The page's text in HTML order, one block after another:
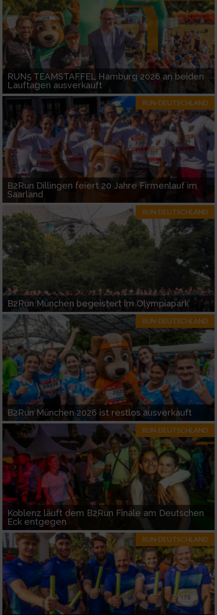
RUN5 TEAMSTAFFEL Hamburg 2026 an beiden
Lauftagen ausverkauft
RUN-DEUTSCHLAND
B2Run Dillingen feiert 20 Jahre Firmenlauf im
Saarland
RUN-DEUTSCHLAND
B2Run München begeistert im Olympiapark
RUN-DEUTSCHLAND
B2Run München 2026 ist restlos ausverkauft
RUN-DEUTSCHLAND
Koblenz läuft dem B2Run Finale am Deutschen
Eck entgegen
RUN-DEUTSCHLAND